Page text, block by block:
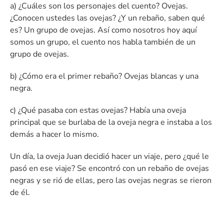
a) ¿Cuáles son los personajes del cuento? Ovejas.
¿Conocen ustedes las ovejas? ¿Y un rebaño, saben qué
es? Un grupo de ovejas. Así como nosotros hoy aquí
somos un grupo, el cuento nos habla también de un
grupo de ovejas.
b) ¿Cómo era el primer rebaño? Ovejas blancas y una
negra.
c) ¿Qué pasaba con estas ovejas? Había una oveja
principal que se burlaba de la oveja negra e instaba a los
demás a hacer lo mismo.
Un día, la oveja Juan decidió hacer un viaje, pero ¿qué le
pasó en ese viaje? Se encontró con un rebaño de ovejas
negras y se rió de ellas, pero las ovejas negras se rieron
de él.